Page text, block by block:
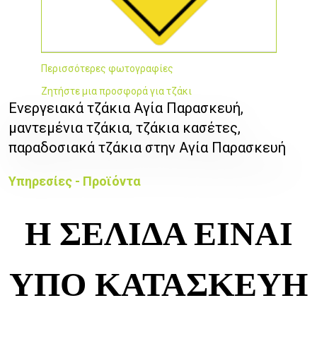
Περισσότερες φωτογραφίες
Ζητήστε μια προσφορά για τζάκι
Ενεργειακά τζάκια Αγία Παρασκευή,
μαντεμένια τζάκια, τζάκια κασέτες,
παραδοσιακά τζάκια στην Αγία Παρασκευή
Υπηρεσίες - Προϊόντα
Η ΣΕΛΙΔΑ ΕΙΝΑΙ
ΥΠΟ ΚΑΤΑΣΚΕΥΗ